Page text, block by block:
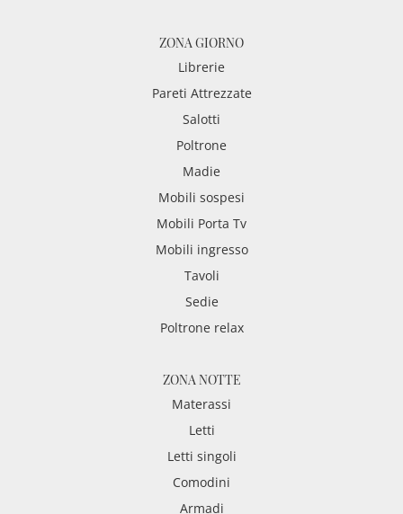
ZONA GIORNO
Librerie
Pareti Attrezzate
Salotti
Poltrone
Madie
Mobili sospesi
Mobili Porta Tv
Mobili ingresso
Tavoli
Sedie
Poltrone relax
ZONA NOTTE
Materassi
Letti
Letti singoli
Comodini
Armadi